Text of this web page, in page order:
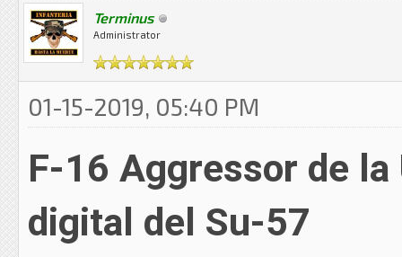
Terminus
Administrator
01-15-2019, 05:40 PM
F-16 Aggressor de
digital del Su-57